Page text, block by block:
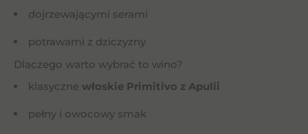
dojrzewającymi serami
potrawami z dziczyzny
Dlaczego warto wybrać to wino?
klasyczne włoskie Primitivo z Apulii
pełny i owocowy smak